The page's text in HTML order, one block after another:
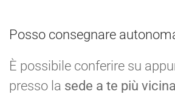
Posso consegnare
È possibile conferire su
presso la sede a te più vicina